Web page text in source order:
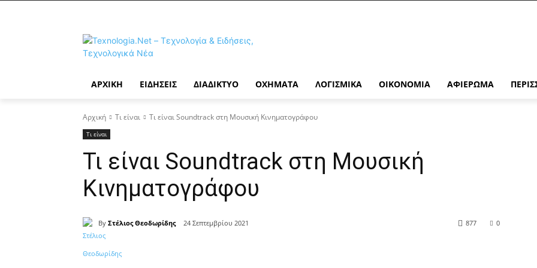
ΑΡΧΙΚΉ ΕΙΔΉΣΕΙΣ ΔΙΑΔΊΚΤΥΟ ΟΧΉΜΑΤΑ ΛΟΓΙΣΜΙΚΆ ΟΙΚΟΝΟΜΊΑ ΑΦΙΈΡΩΜΑ
Αρχική Τι είναι Τι είναι Soundtrack στη Μουσική Κινηματογράφου
Τι είναι
Τι είναι Soundtrack στη Μουσική
Κινηματογράφου
By Στέλιος Θεοδωρίδης 24 Σεπτεμβρίου 2021 0
877
Κοινοποίηση